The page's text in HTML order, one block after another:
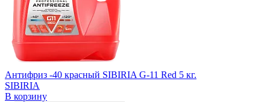
Антифриз -40 красный SIBIRIA G-11 Red 5 кг.
SIBIRIA
В корзину